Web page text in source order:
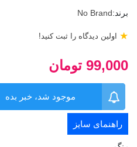
برند:No Brand
اولین دیدگاه را ثبت کنید! ★
99,000 تومان
موجود شد، خبر بده
راهنمای سایز